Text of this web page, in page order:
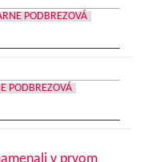
PODBREZOVÁ
PODBREZOVÁ